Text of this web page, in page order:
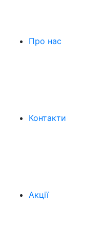
Про нас
Контакти
Акції